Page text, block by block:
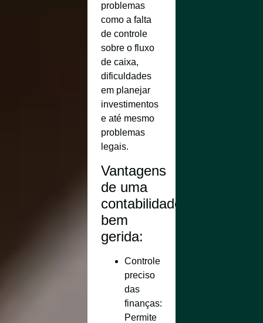
problemas
como a falta
de controle
sobre o fluxo
de caixa,
dificuldades
em planejar
investimentos
e até mesmo
problemas
legais.
Vantagens
de uma
contabilidade
bem
gerida:
Controle
preciso
das
finanças:
Permite